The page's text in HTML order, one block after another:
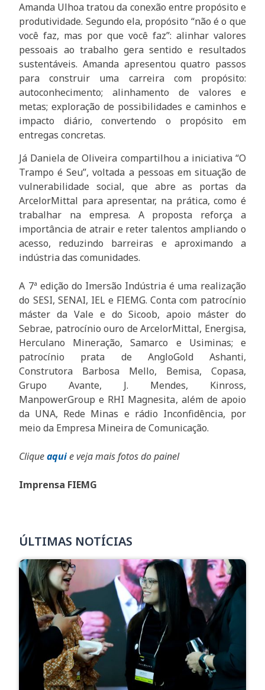
Amanda Ulhoa tratou da conexão entre propósito e
produtividade. Segundo ela, propósito “não é o que
você faz, mas por que você faz”: alinhar valores
pessoais ao trabalho gera sentido e resultados
sustentáveis. Amanda apresentou quatro passos
para construir uma carreira com propósito:
autoconhecimento; alinhamento de valores e
metas; exploração de possibilidades e caminhos e
impacto diário, convertendo o propósito em
entregas concretas.
Já Daniela de Oliveira compartilhou a iniciativa “O
Trampo é Seu”, voltada a pessoas em situação de
vulnerabilidade social, que abre as portas da
ArcelorMittal para apresentar, na prática, como é
trabalhar na empresa. A proposta reforça a
importância de atrair e reter talentos ampliando o
acesso, reduzindo barreiras e aproximando a
indústria das comunidades.
A 7ª edição do Imersão Indústria é uma realização
do SESI, SENAI, IEL e FIEMG. Conta com patrocínio
máster da Vale e do Sicoob, apoio máster do
Sebrae, patrocínio ouro de ArcelorMittal, Energisa,
Herculano Mineração, Samarco e Usiminas; e
patrocínio prata de AngloGold Ashanti,
Construtora Barbosa Mello, Bemisa, Copasa,
Grupo Avante, J. Mendes, Kinross,
ManpowerGroup e RHI Magnesita, além de apoio
da UNA, Rede Minas e rádio Inconfidência, por
meio da Empresa Mineira de Comunicação.
Cliqueaquie veja mais fotos do painel
Imprensa FIEMG
ÚLTIMAS NOTÍCIAS